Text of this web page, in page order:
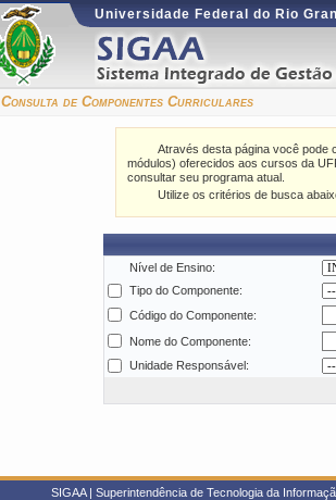
Universidade Federal do Rio
Consulta de Componentes Curriculares
Através desta página você pode
módulos) oferecidos aos cursos da
consultar seu programa atual.
Utilize os critérios de busca
Nível de Ensino:
Tipo do Componente:
Código do Componente:
Nome do Componente:
Unidade Responsável:
SIGAA | Superintendência de Tecnologia da